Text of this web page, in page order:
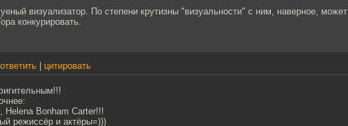
визуализатор. По степени крутизны "визуальности" с ним, наверное, может
конкурировать.
ответить цитировать
Helena Bonham Carter!!!
режиссёр и актёры=)))